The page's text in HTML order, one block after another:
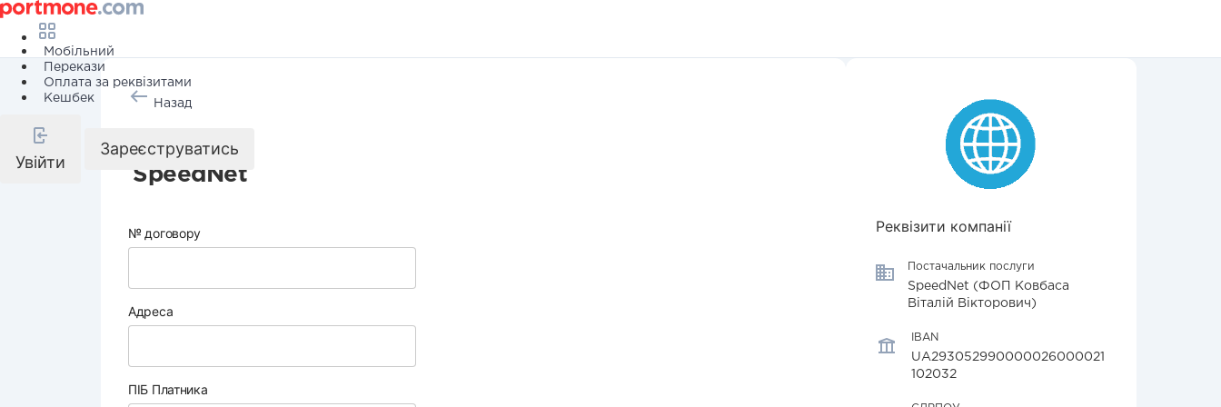
Мобільний
Перекази
Оплата за реквізитами
Кешбек
Увійти
Зареєструватись
Назад
SpeedNet
№ договору
Адреса
ПІБ Платника
Реквізити компанії
Постачальник послуги
SpeedNet (ФОП Ковбаса
Віталій Вікторович)
IBAN
UA293052990000026000021
102032